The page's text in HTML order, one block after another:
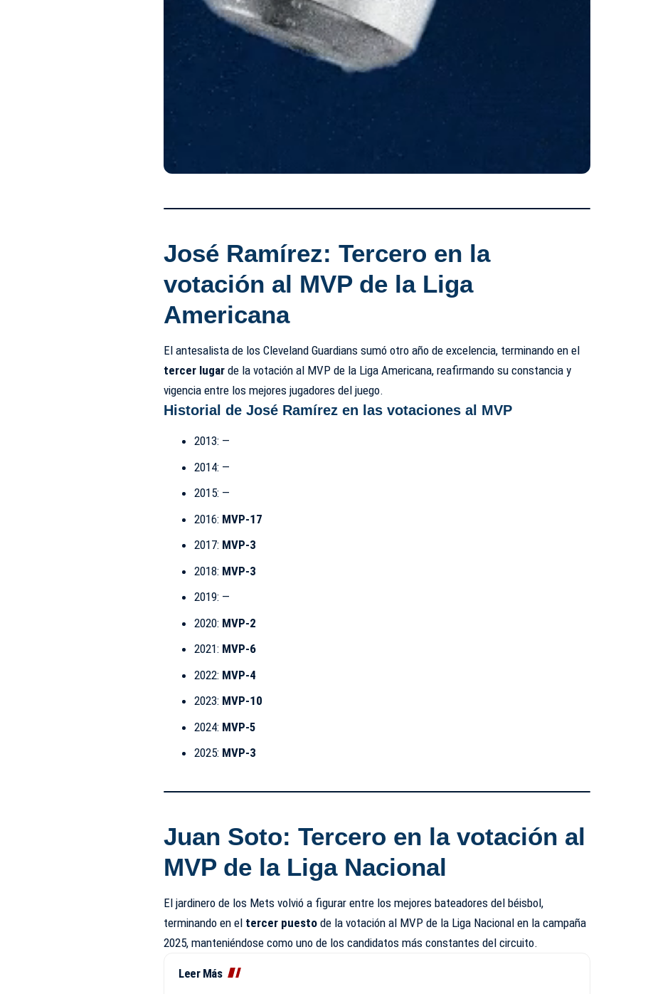
José Ramírez: Tercero en la
votación al MVP de la Liga
Americana
El antesalista de los Cleveland Guardians sumó otro año de excelencia, terminando en el
tercer lugar de la votación al MVP de la Liga Americana, reafirmando su constancia y
vigencia entre los mejores jugadores del juego.
Historial de José Ramírez en las votaciones al MVP
2013: —
2014: —
2015: —
2016: MVP-17
2017: MVP-3
2018: MVP-3
2019: —
2020: MVP-2
2021: MVP-6
2022: MVP-4
2023: MVP-10
2024: MVP-5
2025: MVP-3
Juan Soto: Tercero en la votación al
MVP de la Liga Nacional
El jardinero de los Mets volvió a figurar entre los mejores bateadores del béisbol,
terminando en el tercer puesto de la votación al MVP de la Liga Nacional en la campaña
2025, manteniéndose como uno de los candidatos más constantes del circuito.
Leer Más